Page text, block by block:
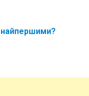
найпершими?